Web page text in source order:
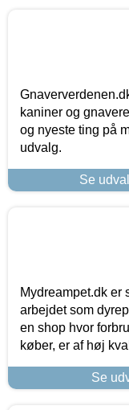
kaniner og
og nyeste ting på
udvalg.
Se
Mydreampet.dk er
arbejdet som
en shop hvor
køber, er af høj
Se